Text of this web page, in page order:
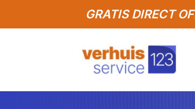
GRATIS DIRECT